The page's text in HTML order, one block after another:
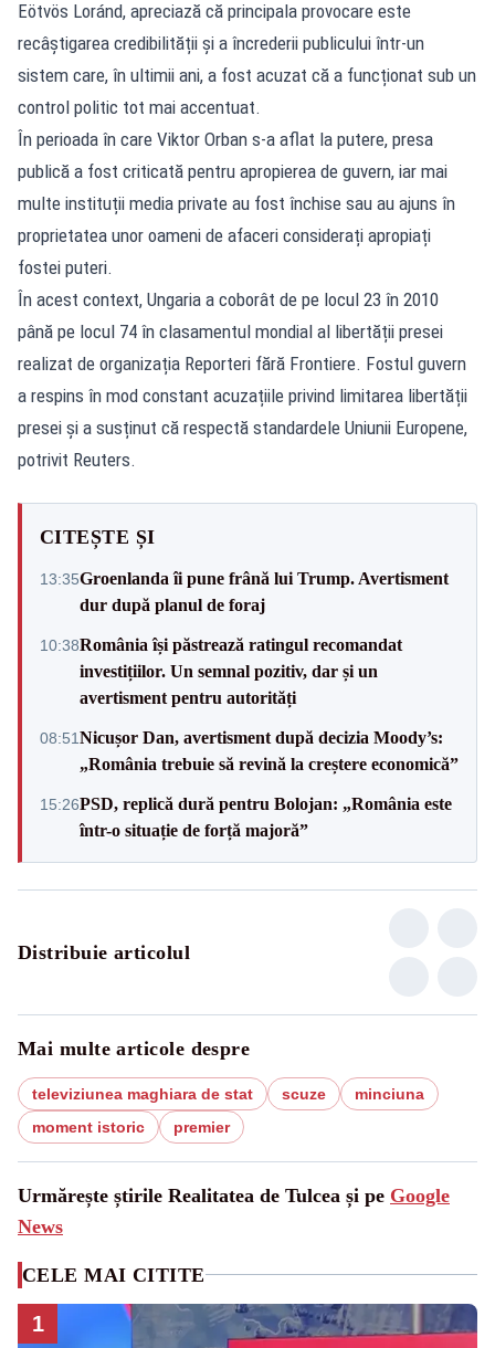
Eötvös Loránd, apreciază că principala provocare este
recâștigarea credibilității și a încrederii publicului într-un
sistem care, în ultimii ani, a fost acuzat că a funcționat sub un
control politic tot mai accentuat.
În perioada în care Viktor Orban s-a aflat la putere, presa
publică a fost criticată pentru apropierea de guvern, iar mai
multe instituții media private au fost închise sau au ajuns în
proprietatea unor oameni de afaceri considerați apropiați
fostei puteri.
În acest context, Ungaria a coborât de pe locul 23 în 2010
până pe locul 74 în clasamentul mondial al libertății presei
realizat de organizația Reporteri fără Frontiere. Fostul guvern
a respins în mod constant acuzațiile privind limitarea libertății
presei și a susținut că respectă standardele Uniunii Europene,
potrivit Reuters.
CITEȘTE ȘI
13:35Groenlanda îi pune frână lui Trump. Avertisment
dur după planul de foraj
10:38România își păstrează ratingul recomandat
investițiilor. Un semnal pozitiv, dar și un
avertisment pentru autorități
08:51Nicușor Dan, avertisment după decizia Moody’s:
„România trebuie să revină la creștere economică”
15:26PSD, replică dură pentru Bolojan: „România este
într-o situație de forță majoră”
Distribuie articolul
Mai multe articole despre
televiziunea maghiara de stat scuze
minciuna
moment istoric
premier
Urmărește știrile Realitatea de Tulcea și pe Google
News
CELE MAI CITITE
1